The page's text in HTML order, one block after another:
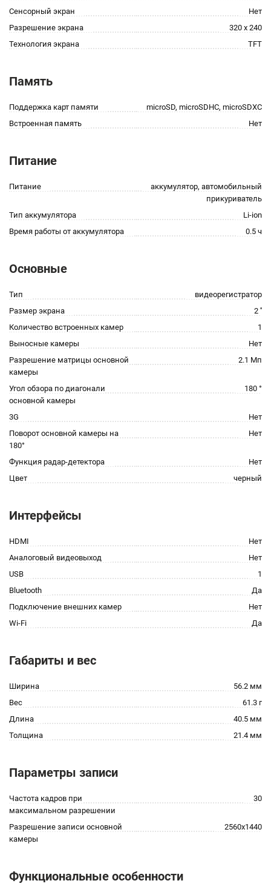
Сенсорный экран
Нет
Разрешение экрана
320 x 240
Технология экрана
TFT
Память
Поддержка карт памяти
microSD, microSDHC, microSDXC
Встроенная память
Нет
Питание
Питание
аккумулятор, автомобильный
прикуриватель
Тип аккумулятора
Li-ion
Время работы от аккумулятора
0.5 ч
Основные
Тип
видеорегистратор
Размер экрана
2 ''
Количество встроенных камер
1
Выносные камеры
Нет
Разрешение матрицы основной
камеры
2.1 Мп
Угол обзора по диагонали
основной камеры
180 °
3G
Нет
Поворот основной камеры на
180°
Нет
Функция радар-детектора
Нет
Цвет
черный
Интерфейсы
HDMI
Нет
Аналоговый видеовыход
Нет
USB
1
Bluetooth
Да
Подключение внешних камер
Нет
Wi-Fi
Да
Габариты и вес
Ширина
56.2 мм
Вес
61.3 г
Длина
40.5 мм
Толщина
21.4 мм
Параметры записи
Частота кадров при
максимальном разрешении
30
Разрешение записи основной
камеры
2560x1440
Функциональные особенности